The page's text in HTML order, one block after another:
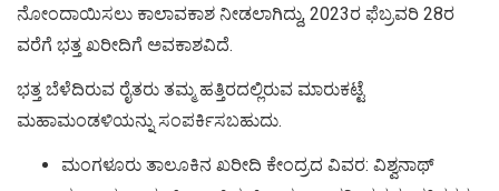
ನೋಂದಾಯಿಸಲು ಕಾಲಾವಕಾಶ ನೀಡಲಾಗಿದ್ದು, 2023ರ ಫೆಬ್ರವರಿ 28ರ
ವರೆಗೆ ಭತ್ತ ಖರೀದಿಗೆ ಅವಕಾಶವಿದೆ.
ಭತ್ತ ಬೆಳೆದಿರುವ ರೈತರು ತಮ್ಮ ಹತ್ತಿರದಲ್ಲಿರುವ ಮಾರುಕಟ್ಟೆ
ಮಹಾಮಂಡಳಿಯನ್ನು ಸಂಪರ್ಕಿಸಬಹುದು.
ಮಂಗಳೂರು ತಾಲೂಕಿನ ಖರೀದಿ ಕೇಂದ್ರದ ವಿವರ: ವಿಶ್ವನಾಥ್